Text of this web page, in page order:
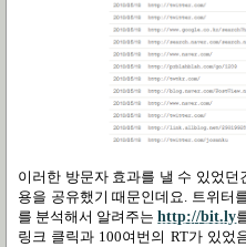
이러한 방문자 효과를 낼 수 있었
용을 공유했기 때문인데요. 트위터
를 분석해서 알려주는 http://bit.ly
링크 클릭과 100여번의 RT가 있었